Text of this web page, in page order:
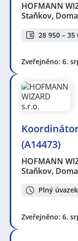
HOFMANN
Staňkov,
28 950 – 35
Zveřejněno: 6.
(A14473)
HOFMANN
Staňkov,
Plný úvazek
Zveřejněno: 6.